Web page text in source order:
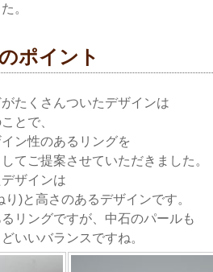
。
ポイント
たくさんついたデザインは
とで、
ン性のあるリングを
てご提案させていただきました。
ザインは
)と高さのあるデザインです。
リングですが、中石のパールも
いいバランスですね。